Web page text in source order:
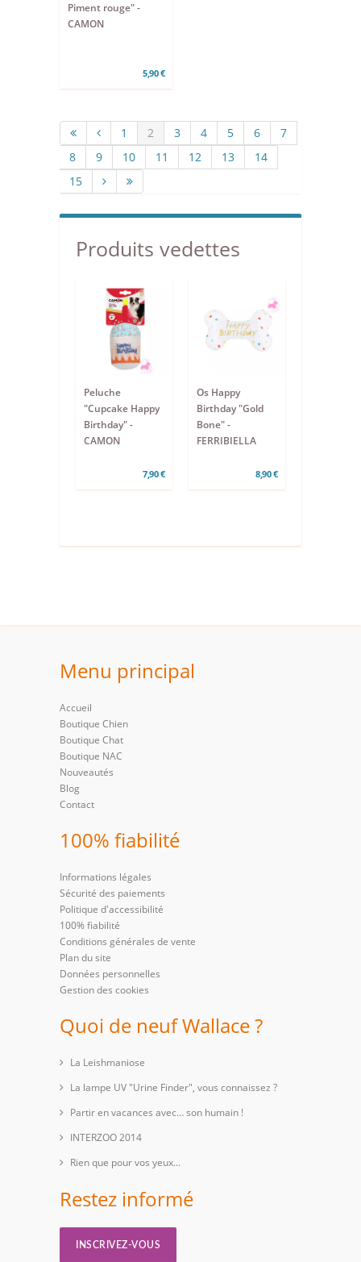
Piment rouge" -
CAMON
5,90 €
1 2 3 4 5 6
7
8
9 10 11 12 13
14
15
Produits vedettes
Peluche
"Cupcake Happy
Birthday" -
CAMON
7,90 €
Os Happy
Birthday "Gold
Bone" -
FERRIBIELLA
8,90 €
Menu principal
Accueil
Boutique Chien
Boutique Chat
Boutique NAC
Nouveautés
Blog
Contact
100% fiabilité
Informations légales
Sécurité des paiements
Politique d'accessibilité
100% fiabilité
Conditions générales de vente
Plan du site
Données personnelles
Gestion des cookies
Quoi de neuf Wallace ?
La Leishmaniose
La lampe UV "Urine Finder", vous connaissez ?
Partir en vacances avec… son humain !
INTERZOO 2014
Rien que pour vos yeux...
Restez informé
INSCRIVEZ-VOUS